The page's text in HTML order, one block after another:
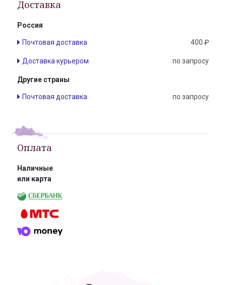
Доставка
Россия
Почтовая доставка 400 ₽
Доставка курьером по запросу
Другие страны
Почтовая доставка по запросу
Оплата
Наличные
или карта